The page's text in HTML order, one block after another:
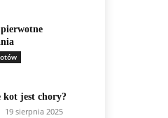
kot jest chory?
19 sierpnia 2025